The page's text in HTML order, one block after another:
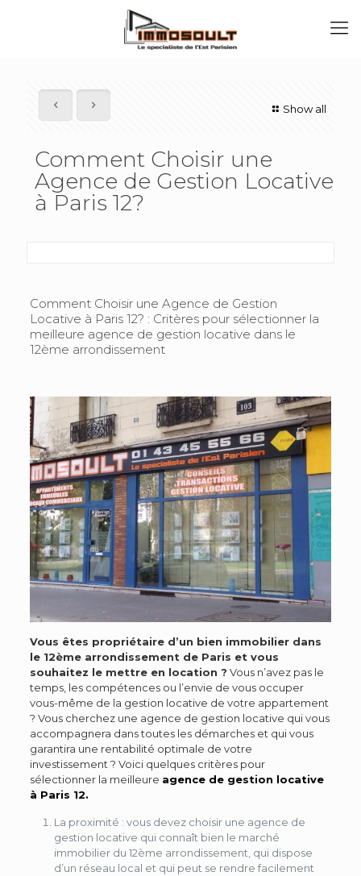
Show all
Comment Choisir une
Agence de Gestion Locative
à Paris 12?
Comment Choisir une Agence de Gestion
Locative à Paris 12? : Critères pour sélectionner la
meilleure agence de gestion locative dans le
12ème arrondissement
Vous êtes propriétaire d’un bien immobilier dans
le 12ème arrondissement de Paris et vous
souhaitez le mettre en location ? Vous n’avez pas le
temps, les compétences ou l’envie de vous occuper
vous-même de la gestion locative de votre appartement
? Vous cherchez une agence de gestion locative qui vous
accompagnera dans toutes les démarches et qui vous
garantira une rentabilité optimale de votre
investissement ? Voici quelques critères pour
sélectionner la meilleure agence de gestion locative
à Paris 12.
La proximité : vous devez choisir une agence de
gestion locative qui connaît bien le marché
immobilier du 12ème arrondissement, qui dispose
d’un réseau local et qui peut se rendre facilement